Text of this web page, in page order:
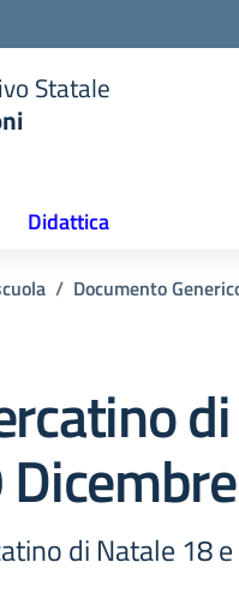
Statale
Didattica
Documento
di Natale 18